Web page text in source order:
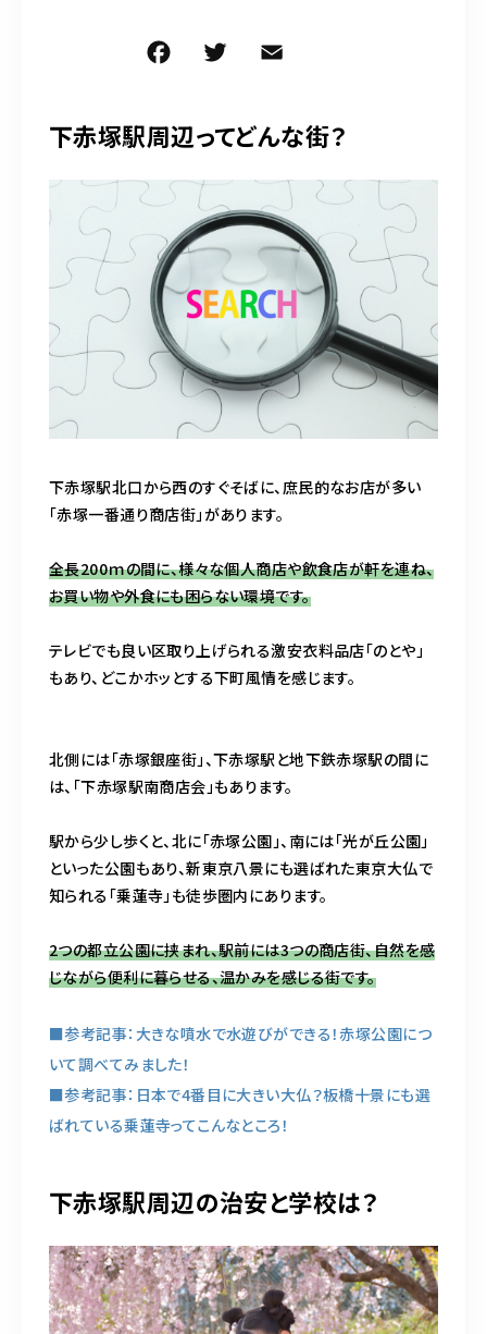
c
e
b
o
o
k
T
it
te
r
ai
l
下赤塚駅周辺ってどんな街？
下赤塚駅北口から西のすぐそばに、庶民的なお店が多い
「赤塚一番通り商店街」があります。
全長200ｍの間に、様々な個人商店や飲食店が軒を連ね、
お買い物や外食にも困らない環境です。
テレビでも良い区取り上げられる激安衣料品店「のとや」
もあり、どこかホッとする下町風情を感じます。
北側には「赤塚銀座街」、下赤塚駅と地下鉄赤塚駅の間に
は、「下赤塚駅南商店会」もあります。
駅から少し歩くと、北に「赤塚公園」、南には「光が丘公園」
といった公園もあり、新東京八景にも選ばれた東京大仏で
知られる「乗蓮寺」も徒歩圏内にあります。
2つの都立公園に挟まれ、駅前には3つの商店街、自然を感
じながら便利に暮らせる、温かみを感じる街です。
■参考記事：大きな噴水で水遊びができる！赤塚公園につ
いて調べてみました！
■参考記事：日本で4番目に大きい大仏？板橋十景にも選
ばれている乗蓮寺ってこんなところ！
下赤塚駅周辺の治安と学校は？